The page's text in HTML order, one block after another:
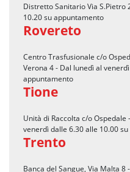
Distretto Sanitario Via
10.20 su appuntamento
Rovereto
Centro Trasfusionale c/o
Verona 4 - Dal lunedì al
appuntamento
Tione
Unità di Raccolta c/o
venerdì dalle 6.30 alle 10.00
Trento
Banca del Sangue, Via Malta